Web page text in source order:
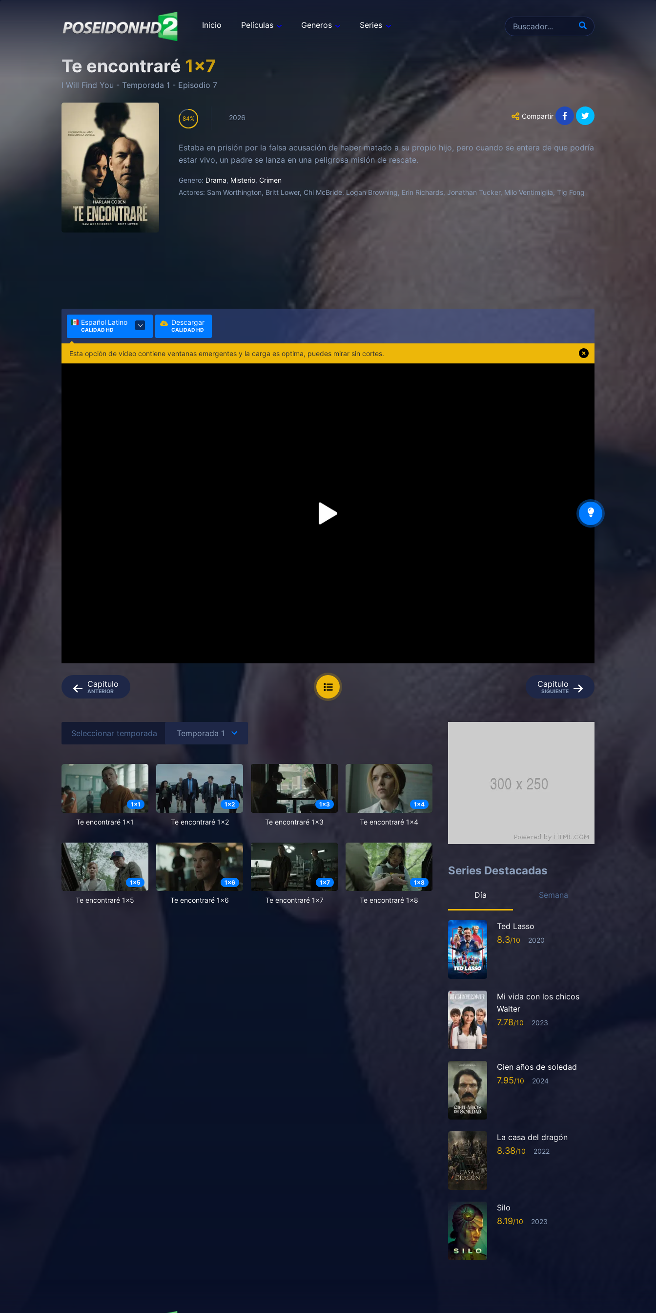
Inicio Películas Generos Series
Te encontraré 1x7
I Will Find You - Temporada 1 - Episodio 7
84 2026 Compartir
Estaba en prisión por la falsa acusación de haber matado a su propio hijo, pero cuando se entera de que podría
estar vivo, un padre se lanza en una peligrosa misión de rescate.
Genero: Drama, Misterio, Crimen
Actores: Sam Worthington, Britt Lower, Chi McBride, Logan Browning, Erin Richards, Jonathan Tucker, Milo Ventimiglia, Tig Fong
Español Latino
CALIDAD HD
Descargar
CALIDAD HD
Esta opción de video contiene ventanas emergentes y la carga es optima, puedes mirar sin cortes.
Capitulo
ANTERIOR
Capitulo
SIGUIENTE
Seleccionar temporada
1x1
Te encontraré 1x1
1x2
Te encontraré 1x2
1x3
Te encontraré 1x3
1x4
Te encontraré 1x4
1x5
Te encontraré 1x5
1x6
Te encontraré 1x6
1x7
Te encontraré 1x7
1x8
Te encontraré 1x8
Series Destacadas
Día Semana
Ted Lasso
8.3 2020
Mi vida con los chicos
Walter
7.78 2023
Cien años de soledad
7.95 2024
La casa del dragón
8.38 2022
Silo
8.19 2023